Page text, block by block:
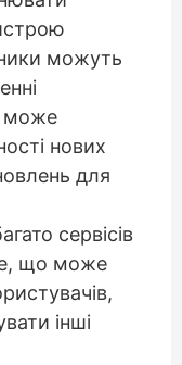
можуть
може
нових
для
сервісів
що може
інші